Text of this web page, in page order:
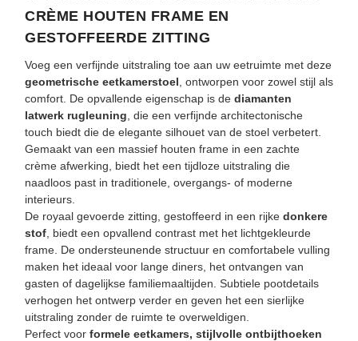
CRÈME HOUTEN FRAME EN
GESTOFFEERDE ZITTING
Voeg een verfijnde uitstraling toe aan uw eetruimte met deze
geometrische eetkamerstoel , ontworpen voor zowel stijl als
comfort. De opvallende eigenschap is de diamanten
latwerk rugleuning , die een verfijnde architectonische
touch biedt die de elegante silhouet van de stoel verbetert.
Gemaakt van een massief houten frame in een zachte
crème afwerking, biedt het een tijdloze uitstraling die
naadloos past in traditionele, overgangs- of moderne
interieurs.
De royaal gevoerde zitting, gestoffeerd in een rijke donkere
stof , biedt een opvallend contrast met het lichtgekleurde
frame. De ondersteunende structuur en comfortabele vulling
maken het ideaal voor lange diners, het ontvangen van
gasten of dagelijkse familiemaaltijden. Subtiele pootdetails
verhogen het ontwerp verder en geven het een sierlijke
uitstraling zonder de ruimte te overweldigen.
Perfect voor formele eetkamers, stijlvolle ontbijthoeken